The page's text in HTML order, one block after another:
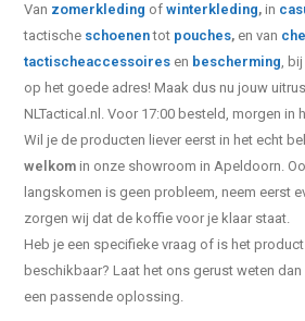
Van zomerkleding ofwinterkleding, in
tactische schoenentot pouches, en van
tactischeaccessoires en bescherming,
op het goede adres! Maak dus nu jouw
NLTactical.nl. Voor 17:00 besteld, morgen in
Wil je de producten liever eerst in het echt
welkom in onze showroom in Apeldoorn.
langskomen is geen probleem, neem eerst
zorgen wij dat de koffie voor je klaar staat.
Heb je een specifieke vraag of is het
beschikbaar? Laat het ons gerust weten
een passende oplossing.